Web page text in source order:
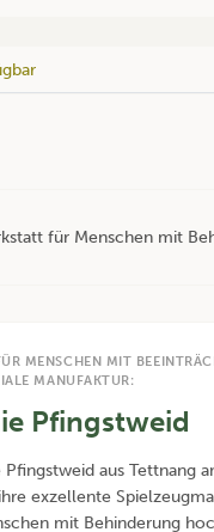
für Menschen mit
MENSCHEN MIT
MANUFAKTUR:
Pfingstweid
Pfingstweid aus Tettnang
exzellente
mit Behinderung